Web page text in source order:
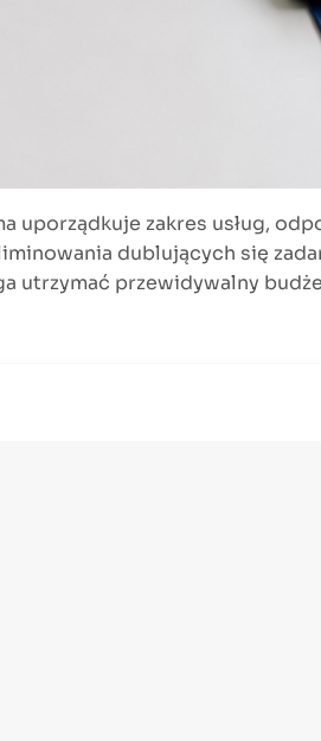
uporządkuje zakres usług,
dublujących się
utrzymać przewidywalny